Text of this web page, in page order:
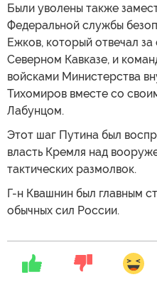
Были уволены также
Федеральной службы
Ежков, который отвечал
Северном Кавказе, и
войсками Министерства
Тихомиров вместе со
Лабунцом.
Этот шаг Путина был
власть Кремля над
тактических размолвок.
Г-н Квашнин был главным
обычных сил России.